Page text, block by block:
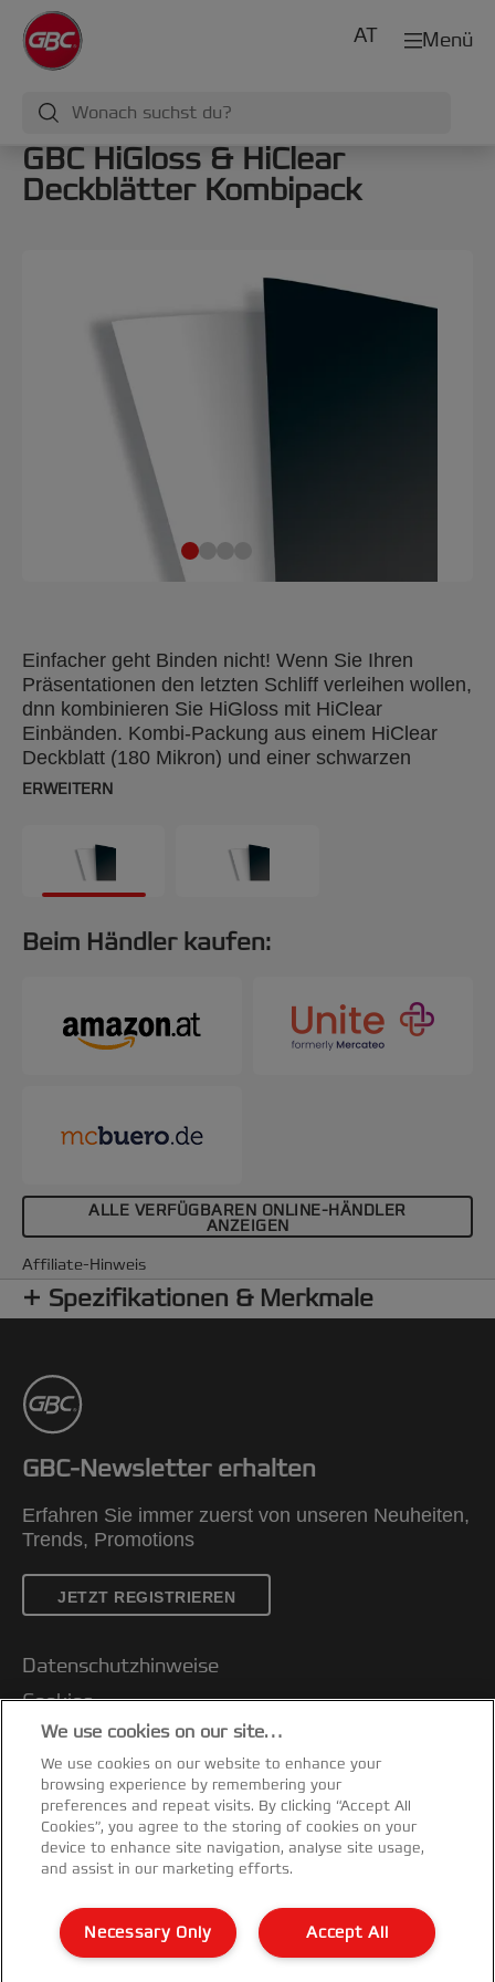
Menü
AT
GBC HiGloss & HiClear
Deckblätter Kombipack
Einfacher geht Binden nicht! Wenn Sie Ihren
Präsentationen den letzten Schliff verleihen wollen,
dnn kombinieren Sie HiGloss mit HiClear
Einbänden. Kombi-Packung aus einem HiClear
Deckblatt (180 Mikron) und einer schwarzen
HiGloss Rückseite (250 g/m²). Je 25 Stück.
ERWEITERN
Beim Händler kaufen:
ALLE VERFÜGBAREN ONLINE-HÄNDLER
ANZEIGEN
Affiliate-Hinweis
Spezifikationen & Merkmale
GBC-Newsletter erhalten
Erfahren Sie immer zuerst von unseren Neuheiten,
Trends, Promotions
JETZT REGISTRIEREN
Datenschutzhinweise
Cookies
Legal Notice
Impressum
Kundenservice
Meine Daten verwalten
Garantiebedingungen
Konformitätserklärungen
Sitemap
We use cookies on our site…
We use cookies on our website to enhance your
browsing experience by remembering your
preferences and repeat visits. By clicking “Accept All
Cookies”, you agree to the storing of cookies on your
device to enhance site navigation, analyse site usage,
and assist in our marketing efforts.
Accept All
Necessary Only